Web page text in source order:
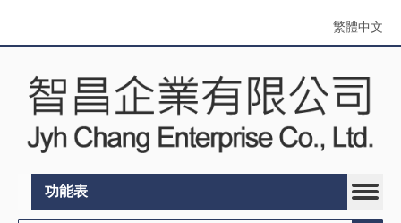
繁體中文
功能表